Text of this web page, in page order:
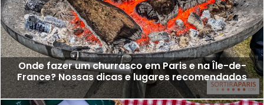
Onde fazer um churrasco em Paris e na Île-de-
France? Nossas dicas e lugares recomendados